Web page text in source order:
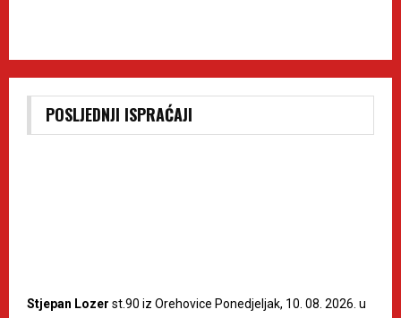
POSLJEDNJI ISPRAĆAJI
Stjepan Lozer st.90 iz Orehovice Ponedjeljak, 10. 08. 2026. u